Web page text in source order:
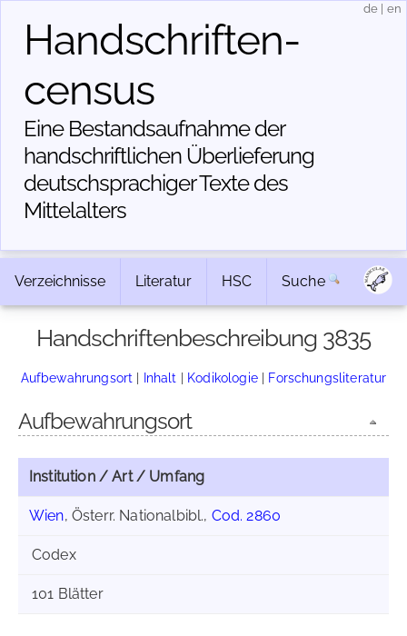
Handschriften­
census
Eine Bestandsaufnahme der
handschriftlichen Über­lieferung
deutschsprachiger Texte des
Mittelalters
de en
Verzeichnisse Literatur HSC Suche
Handschriftenbeschreibung 3835
Aufbewahrungsort | Inhalt | Kodikologie| Forschungsliteratur
Aufbewahrungsort
Institution / Art / Umfang
Wien, Österr. Nationalbibl., Cod. 2860
Codex
101 Blätter